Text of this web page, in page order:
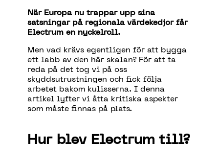
När Europa nu trappar upp sina
satsningar på regionala värdekedjor får
Electrum en nyckelroll.
Men vad krävs egentligen för att bygga
ett labb av den här skalan? För att ta
reda på det tog vi på oss
skyddsutrustningen och fick följa
arbetet bakom kulisserna. I denna
artikel lyfter vi åtta kritiska aspekter
som måste finnas på plats.
Hur blev Electrum till?